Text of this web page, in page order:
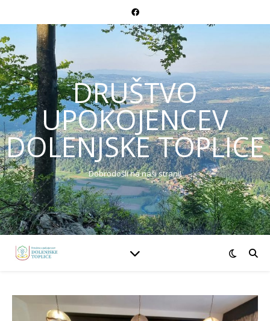
DRUŠTVO
UPOKOJENCEV
DOLENJSKE TOPLICE
Dobrodošli na naši strani!